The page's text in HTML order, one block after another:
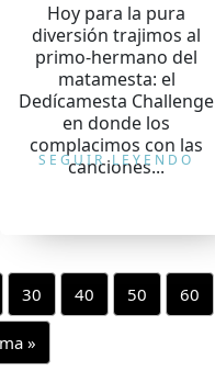
Hoy para la pura
diversión trajimos al
primo-hermano del
matamesta: el
Dedícamesta Challenge
en donde los
complacimos con las
canciones...
SEGUIR LEYENDO
30 40 50 60
»